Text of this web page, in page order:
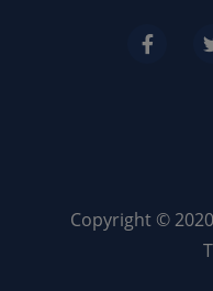
Copyright ©